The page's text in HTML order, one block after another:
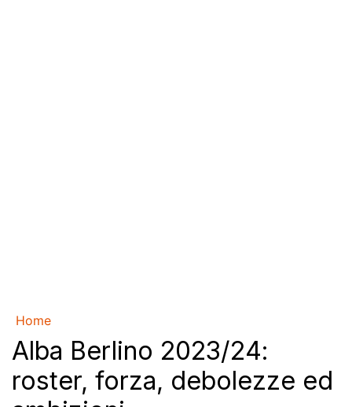
Home
Alba Berlino 2023/24:
roster, forza, debolezze ed